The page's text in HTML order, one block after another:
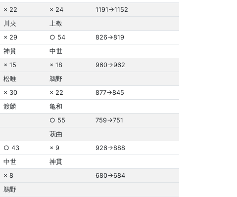
× 22 × 24
1191→1152
川央
上敬
× 29 ○ 54
826→819
神貫
中世
× 15 × 18
960→962
松唯
鵜野
× 30 × 22
877→845
渡麟
亀和
○ 55
759→751
萩由
○ 43 × 9
926→888
中世
神貫
× 8
680→684
鵜野